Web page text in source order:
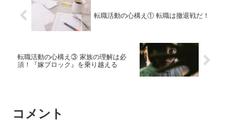
転職活動の心構え① 転職は撤退戦だ！
転職活動の心構え③ 家族の理解は必
須！『嫁ブロック』を乗り越える
コメント